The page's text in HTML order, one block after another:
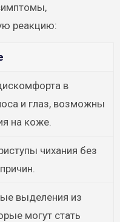
реакцию:
в
и глаз, возможны
на коже.
чихания без
выделения из
могут стать